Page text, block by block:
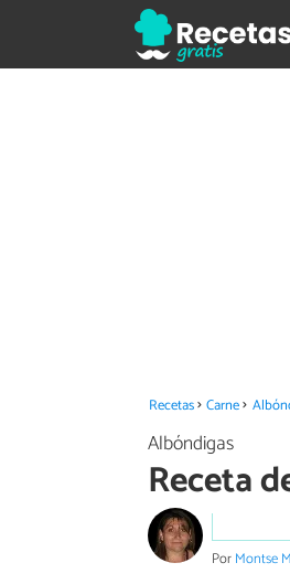
Recetas Carne
Albóndigas
Receta
PorMontse